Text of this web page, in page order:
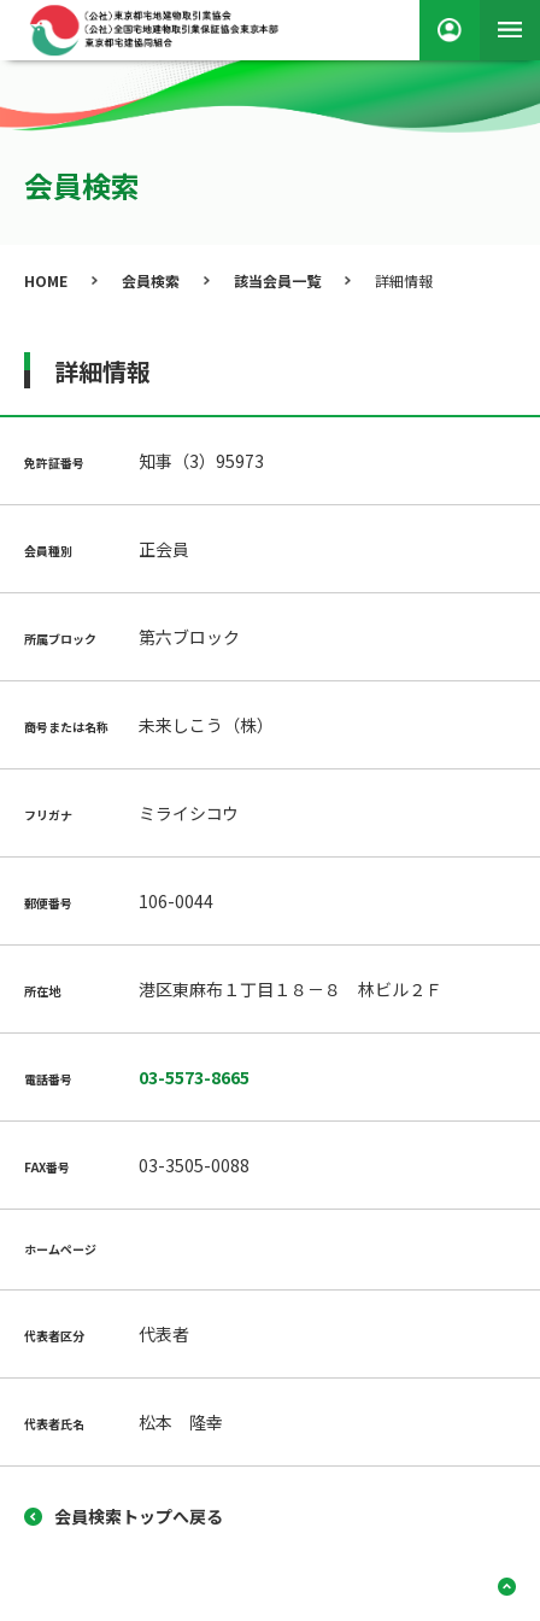
会員検索
HOME 会員検索 該当会員一覧 詳細情報
詳細情報
免許証番号 知事（3）95973
会員種別 正会員
所属ブロック 第六ブロック
商号または名称 未来しこう（株）
フリガナ ミライシコウ
郵便番号 106-0044
所在地 港区東麻布１丁目１８－８ 林ビル２Ｆ
電話番号 03-5573-8665
FAX番号 03-3505-0088
ホームページ
代表者区分 代表者
代表者氏名 松本 隆幸
会員検索トップへ戻る